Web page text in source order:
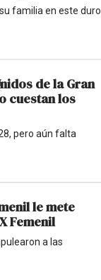
familia en este duro
de la Gran
cuestan los
pero aún falta
le mete
Femenil
a las